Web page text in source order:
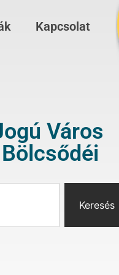
Kapcsolat
Város
Keresés